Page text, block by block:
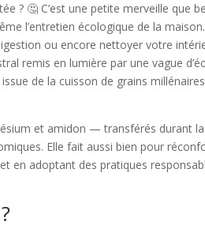
? 🤔 C’est une petite merveille que
l’entretien écologique de la
ou encore nettoyer votre
remis en lumière par une vague
de la cuisson de grains
et amidon — transférés durant
Elle fait aussi bien pour
en adoptant des pratiques